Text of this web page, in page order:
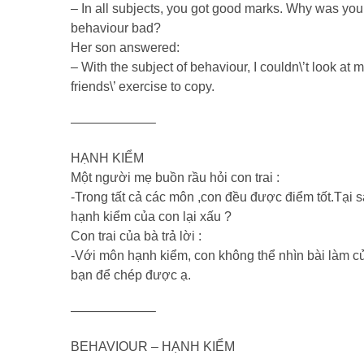
– In all subjects, you got good marks. Why was
behaviour bad?
Her son answered:
– With the subject of behaviour, I couldn\’t look at
friends\’ exercise to copy.
——————–
HẠNH KIỂM
Một người mẹ buồn rầu hỏi con trai :
-Trong tất cả các môn ,con đều được điểm tốt.Tại
hạnh kiểm của con lại xấu ?
Con trai của bà trả lời :
-Với môn hạnh kiểm, con không thể nhìn bài làm
bạn để chép được ạ.
——————–
BEHAVIOUR – HẠNH KIỂM